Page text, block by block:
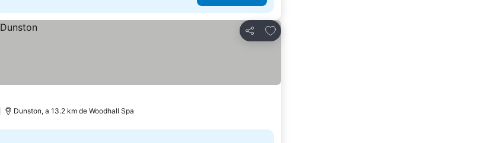
Partilhar
Adicionar aos favoritos
Dunston, a 13.2 km de Woodhall Spa